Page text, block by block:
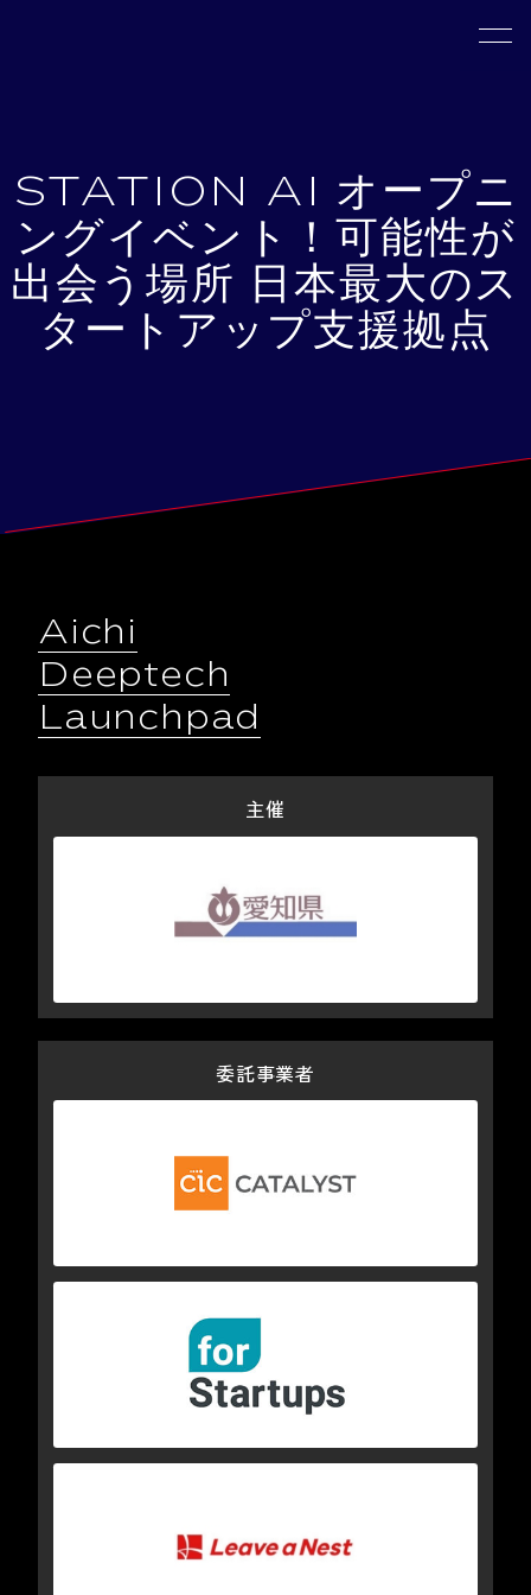
STATION AI オープニ
ングイベント！可能性が
出会う場所 日本最大のス
タートアップ支援拠点
Aichi
Deeptech
Launchpad
主催
委託事業者